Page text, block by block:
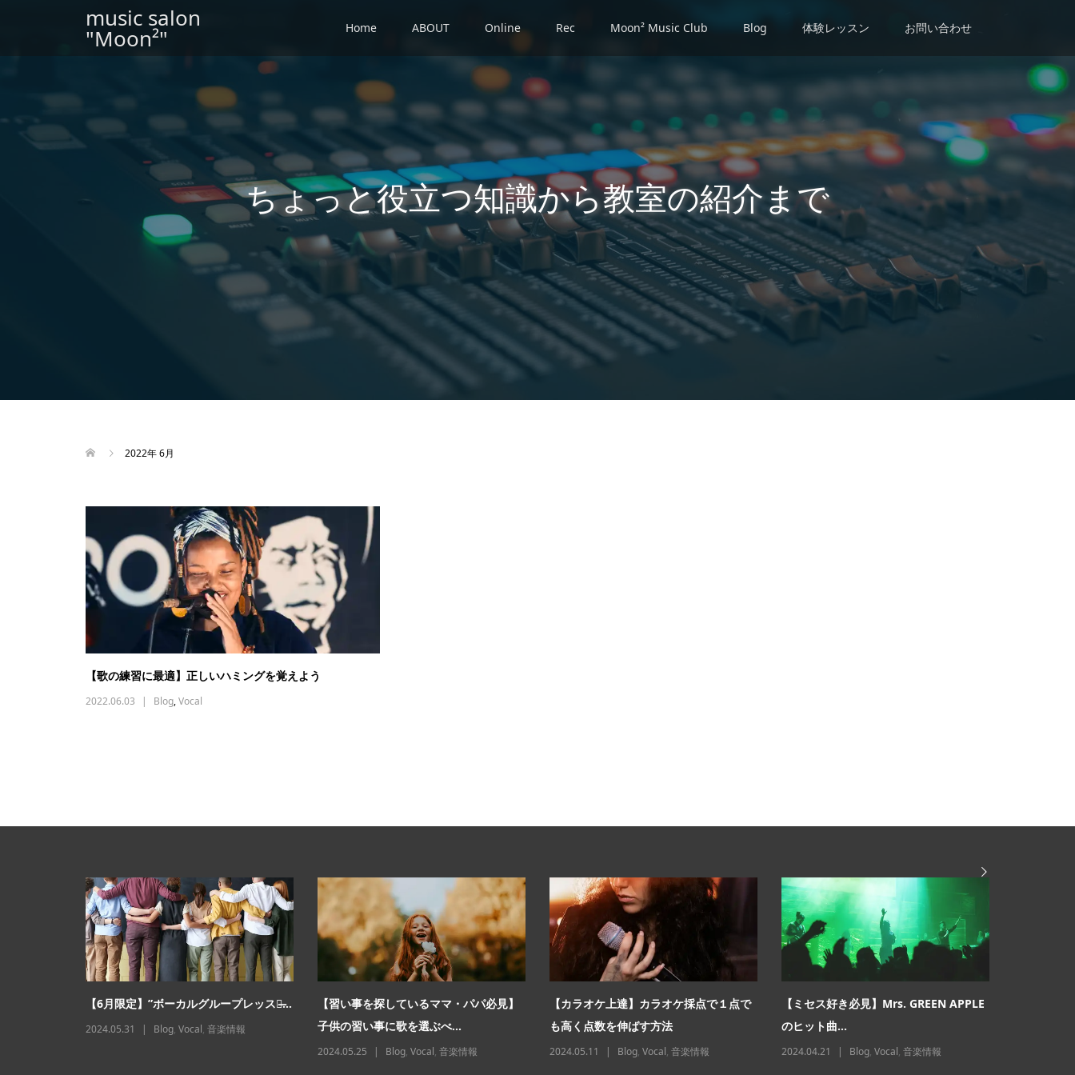
music salon
"Moon²" Home ABOUT Online Rec Moon² Music Club Blog 体験レッスン お問い合わせ
ちょっと役立つ知識から教室の紹介まで
2022年 6月
【歌の練習に最適】正しいハミングを覚えよう
2022.06.03 Blog,Vocal
【6月限定】”ボーカルグループレッスン̶...
2024.05.31 Blog, Vocal, 音楽情報
【習い事を探しているママ・パパ必見】
子供の習い事に歌を選ぶべ...
2024.05.25 Blog, Vocal, 音楽情報
【カラオケ上達】カラオケ採点で１点で
も高く点数を伸ばす方法
2024.05.11 Blog, Vocal, 音楽情報
【ミセス好き必見】Mrs. GREEN APPLE
のヒット曲...
2024.04.21 Blog, Vocal, 音楽情報